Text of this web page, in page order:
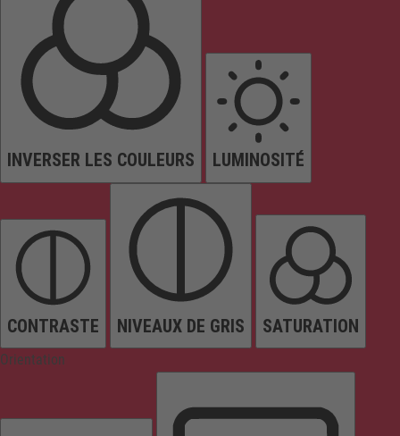
INVERSER LES COULEURS LUMINOSITÉ
CONTRASTE NIVEAUX DE GRIS SATURATION
Orientation